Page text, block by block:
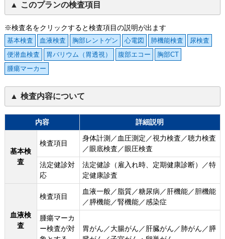
このプランの検査項目
※検査名をクリックすると検査項目の説明が出ます
基本検査 血液検査 胸部レントゲン 心電図 肺機能検査
尿検査
便潜血検査
胃バリウム（胃透視） 腹部エコー
胸部CT
腫瘍マーカー
検査内容について
内容 詳細説明
基本検
査
検査項目
身体計測／血圧測定／視力検査／聴力検査
／眼底検査／眼圧検査
法定健診対
応
法定健診（雇入れ時、定期健康診断）／特
定健康診査
血液検
査
検査項目
血液一般／脂質／糖尿病／肝機能／胆機能
／膵機能／腎機能／感染症
腫瘍マーカ
ー検査が対
胃がん／大腸がん／肝臓がん／肺がん／膵